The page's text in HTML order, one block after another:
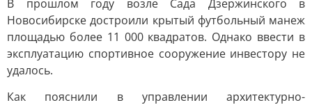
В прошлом году возле Сада Дзержинского в
Новосибирске достроили крытый футбольный манеж
площадью более 11 000 квадратов. Однако ввести в
эксплуатацию спортивное сооружение инвестору не
удалось.
Как пояснили в управлении архитектурно-